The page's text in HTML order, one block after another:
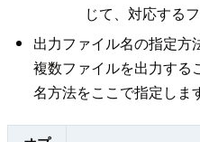
じて、対応する
出力ファイル名の指定方
複数ファイルを出力する
名方法をここで指定しま